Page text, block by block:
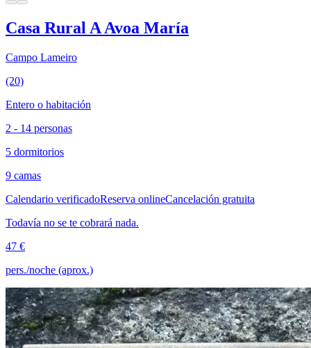
Casa Rural A Avoa María
Campo Lameiro
(20)
Entero o habitación
2 - 14 personas
5 dormitorios
9 camas
Calendario verificadoReserva onlineCancelación gratuita
Todavía no se te cobrará nada.
47 €
pers./noche (aprox.)